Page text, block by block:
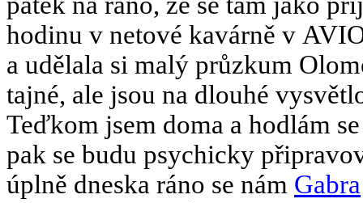
hodinu v netové kavárně v
a udělala si malý průzkum
tajné, ale jsou na dlouhé
Teďkom jsem doma a hodlám
pak se budu psychicky
úplně dneska ráno se nám Gabra